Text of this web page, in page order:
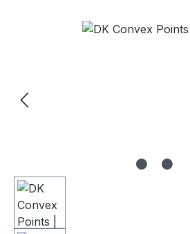
Bildergalerie überspringen